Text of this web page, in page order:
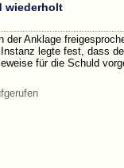
wiederholt
der Anklage
legte fest, dass
für die Schuld